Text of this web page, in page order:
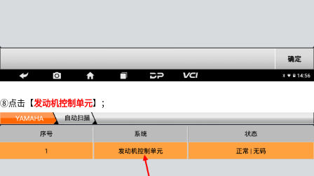
⑧点击【发动机控制单元】；